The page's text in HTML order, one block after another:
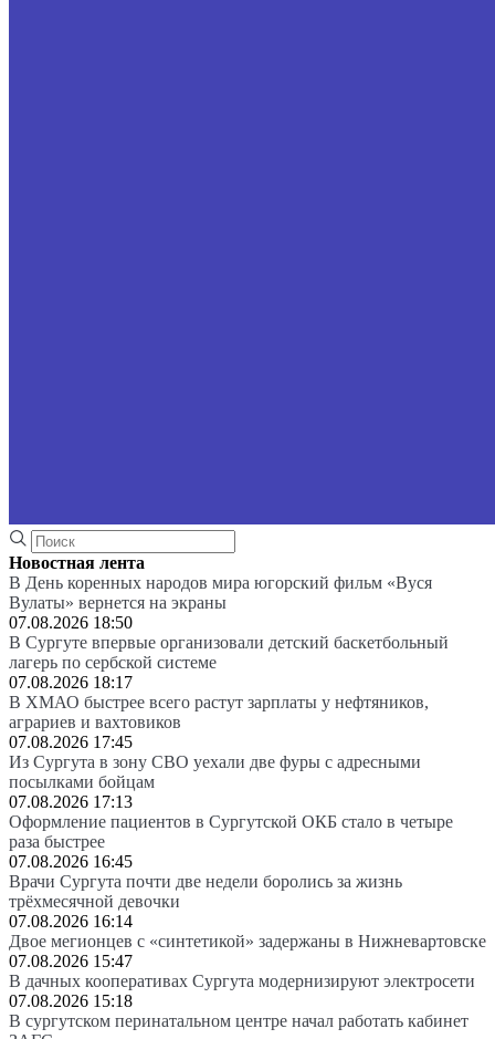
Новостная лента
В День коренных народов мира югорский фильм «Вуся
Вулаты» вернется на экраны
07.08.2026 18:50
В Сургуте впервые организовали детский баскетбольный
лагерь по сербской системе
07.08.2026 18:17
В ХМАО быстрее всего растут зарплаты у нефтяников,
аграриев и вахтовиков
07.08.2026 17:45
Из Сургута в зону СВО уехали две фуры с адресными
посылками бойцам
07.08.2026 17:13
Оформление пациентов в Сургутской ОКБ стало в четыре
раза быстрее
07.08.2026 16:45
Врачи Сургута почти две недели боролись за жизнь
трёхмесячной девочки
07.08.2026 16:14
Двое мегионцев с «синтетикой» задержаны в Нижневартовске
07.08.2026 15:47
В дачных кооперативах Сургута модернизируют электросети
07.08.2026 15:18
В сургутском перинатальном центре начал работать кабинет